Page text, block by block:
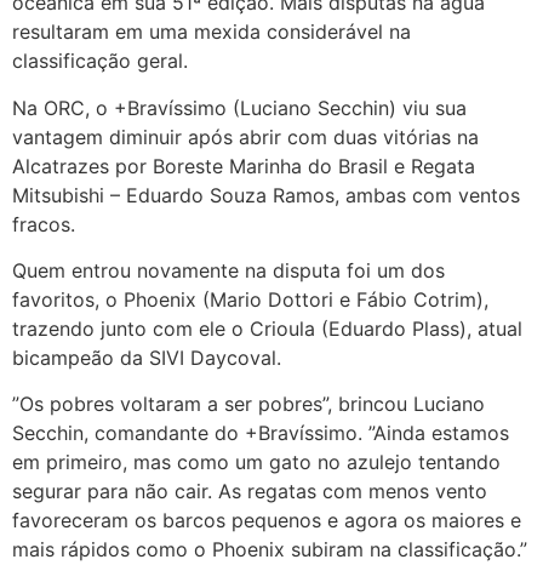
resultaram em uma mexida considerável na
classificação geral.
Na ORC, o +Bravíssimo (Luciano Secchin) viu sua
vantagem diminuir após abrir com duas vitórias na
Alcatrazes por Boreste Marinha do Brasil e Regata
Mitsubishi – Eduardo Souza Ramos, ambas com ventos
fracos.
Quem entrou novamente na disputa foi um dos
favoritos, o Phoenix (Mario Dottori e Fábio Cotrim),
trazendo junto com ele o Crioula (Eduardo Plass), atual
bicampeão da SIVI Daycoval.
”Os pobres voltaram a ser pobres”, brincou Luciano
Secchin, comandante do +Bravíssimo. ”Ainda estamos
em primeiro, mas como um gato no azulejo tentando
segurar para não cair. As regatas com menos vento
favoreceram os barcos pequenos e agora os maiores e
mais rápidos como o Phoenix subiram na classificação.”